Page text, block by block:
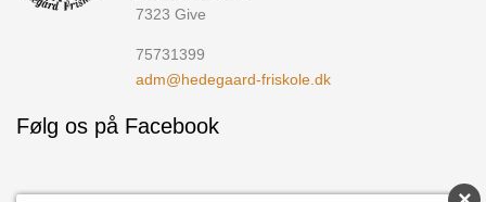
7323 Give
75731399
adm@hedegaard-friskole.dk
Følg os på Facebook